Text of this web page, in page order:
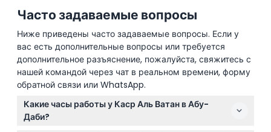
Часто задаваемые вопросы
Ниже приведены часто задаваемые вопросы. Если у
вас есть дополнительные вопросы или требуется
дополнительное разъяснение, пожалуйста, свяжитесь с
нашей командой через чат в реальном времени, форму
обратной связи или WhatsApp.
Какие часы работы у Каср Аль Ватан в Абу-
Даби?